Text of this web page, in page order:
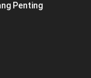
Penting